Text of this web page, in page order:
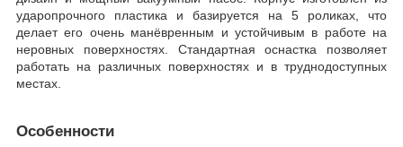
ударопрочного пластика и базируется на 5 роликах, что
делает его очень манёвренным и устойчивым в работе на
неровных поверхностях. Стандартная оснастка позволяет
работать на различных поверхностях и в труднодоступных
местах.
Особенности